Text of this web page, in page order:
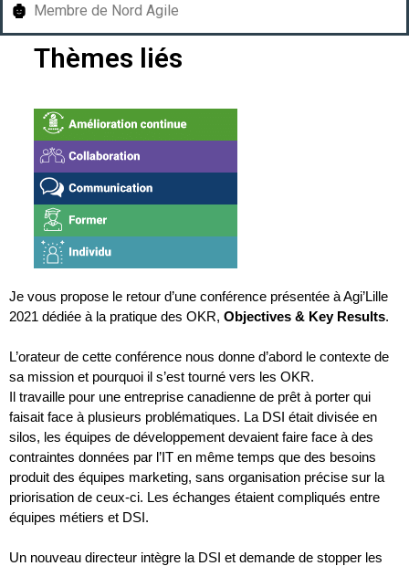
Membre de Nord Agile
Thèmes liés
Je vous propose le retour d’une conférence présentée à Agi’Lille
2021 dédiée à la pratique des OKR, Objectives & Key Results.
L’orateur de cette conférence nous donne d’abord le contexte de
sa mission et pourquoi il s’est tourné vers les OKR.
Il travaille pour une entreprise canadienne de prêt à porter qui
faisait face à plusieurs problématiques. La DSI était divisée en
silos, les équipes de développement devaient faire face à des
contraintes données par l’IT en même temps que des besoins
produit des équipes marketing, sans organisation précise sur la
priorisation de ceux-ci. Les échanges étaient compliqués entre
équipes métiers et DSI.
Un nouveau directeur intègre la DSI et demande de stopper les